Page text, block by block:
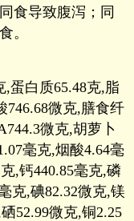
食导致腹泻；同
。
,蛋白质65.48克,脂
746.68微克,膳食纤
微克,胡萝卜
毫克,烟酸4.64毫
,钙440.85毫克,磷
克,碘82.32微克,镁
52.99微克,铜2.25